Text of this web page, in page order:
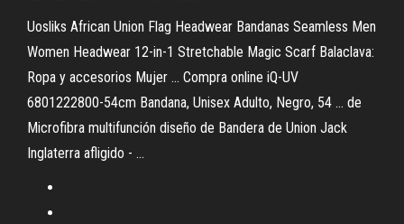
Uosliks African Union Flag Headwear Bandanas Seamless Men
Women Headwear 12-in-1 Stretchable Magic Scarf Balaclava:
Ropa y accesorios Mujer ... Compra online iQ-UV
6801222800-54cm Bandana, Unisex Adulto, Negro, 54 ... de
Microfibra multifunción diseño de Bandera de Union Jack
Inglaterra afligido - ...